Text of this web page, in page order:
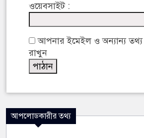
ওয়েবসাইট :
আপনার ইমেইল ও অন্যান্য
রাখুন
আপলোডকারীর তথ্য